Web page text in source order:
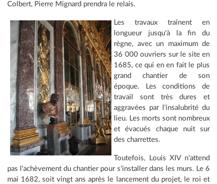
Colbert, Pierre Mignard prendra le relais.
Les travaux traînent en
longueur jusqu'à la fin du
règne, avec un maximum de
36 000 ouvriers sur le site en
1685, ce qui en en fait le plus
grand chantier de son
époque. Les conditions de
travail sont très dures et
aggravées par l'insalubrité du
lieu. Les morts sont nombreux
et évacués chaque nuit sur
des charrettes.
Toutefois, Louis XIV n'attend
pas l'achèvement du chantier pour s'installer dans les murs. Le 6
mai 1682, soit vingt ans après le lancement du projet, le roi et